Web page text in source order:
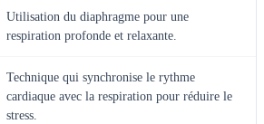
Utilisation du diaphragme pour une
respiration profonde et relaxante.
Technique qui synchronise le rythme
cardiaque avec la respiration pour réduire le
stress.